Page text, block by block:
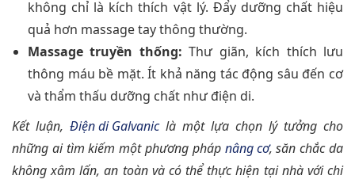
không chỉ là kích thích vật lý. Đẩy dưỡng chất hiệu
quả hơn massage tay thông thường.
Massage truyền thống: Thư giãn, kích thích lưu
thông máu bề mặt. Ít khả năng tác động sâu đến cơ
và thẩm thấu dưỡng chất như điện di.
Kết luận, Điện di Galvaniclà một lựa chọn lý tưởng cho
những ai tìm kiếm một phương pháp nâng cơ, săn chắc da
không xâm lấn, an toàn và có thể thực hiện tại nhà với chi